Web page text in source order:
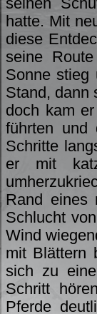
hatte. Mit
diese
seine
Sonne stieg
Stand, dann
doch kam
führten und
Schritte
er mit
Rand eines
Schlucht
Wind
mit Blättern
sich zu
Schritt
Pferde